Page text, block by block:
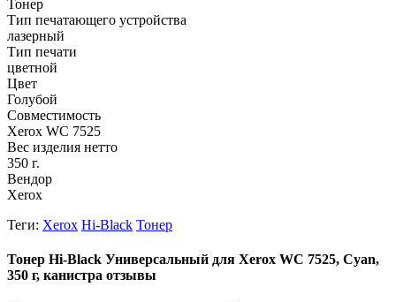
Тонер
Тип печатающего устройства
лазерный
Тип печати
цветной
Цвет
Голубой
Совместимость
Xerox WC 7525
Вес изделия нетто
350 г.
Вендор
Xerox
Теги: Xerox Hi-Black Тонер
Тонер Hi-Black Универсальный для Xerox WC 7525, Cyan,
350 г, канистра отзывы